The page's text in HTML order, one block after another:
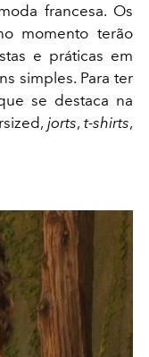
francesa. Os
momento terão
e práticas em
simples. Para ter
se destaca na
jorts,t-shirts,